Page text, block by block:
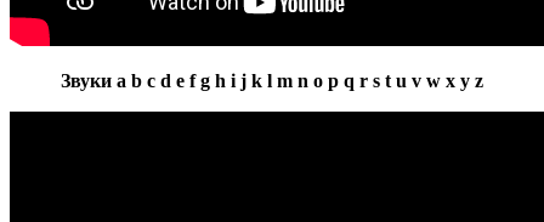
Звуки a b c d e f g h i j k l m n o p q r s t u v w x y z